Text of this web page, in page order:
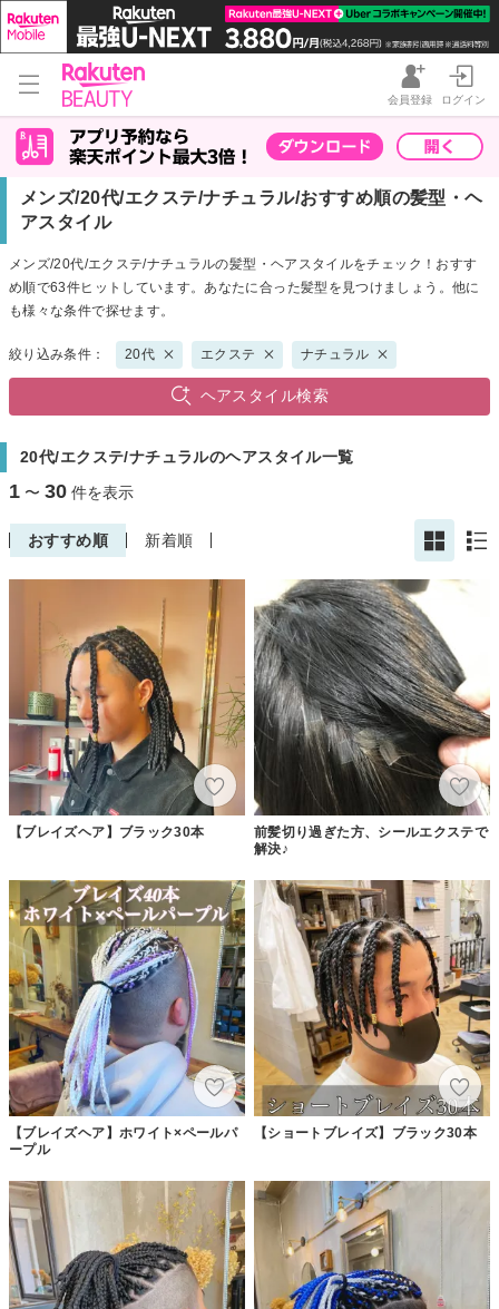
会員登録 ログイン
メンズ/20代/エクステ/ナチュラル/おすすめ順の髪型・ヘ
アスタイル
メンズ/20代/エクステ/ナチュラルの髪型・ヘアスタイルをチェック！おすす
め順で63件ヒットしています。あなたに合った髪型を見つけましょう。他に
も様々な条件で探せます。
絞り込み条件： 20代 エクステ ナチュラル
ヘアスタイル検索
20代/エクステ/ナチュラルのヘアスタイル一覧
1 〜 30 件を表示
おすすめ順 新着順
【ブレイズヘア】ブラック30本
前髪切り過ぎた方、シールエクステで
解決♪
【ブレイズヘア】ホワイト×ペールパ
ープル
【ショートブレイズ】ブラック30本